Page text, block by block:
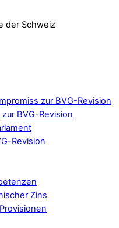
der Schweiz
zur BVG-Revision
BVG-Revision
Revision
Zins